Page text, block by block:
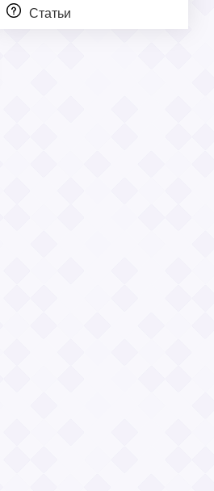
Статьи